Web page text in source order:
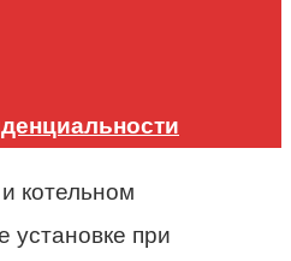
котельном
установке при